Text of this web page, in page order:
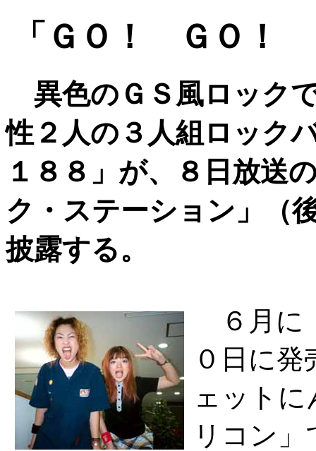
「ＧＯ！ ＧＯ！
異色のＧＳ風ロック
性２人の３人組ロッ
１８８」が、８日放送
ク・ステーション」（
披露する。
６月に
０日に
ェット
リコン